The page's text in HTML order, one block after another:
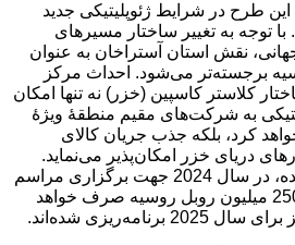
این طرح در شرایط ژئوپلیتیکی جدید
توجه به تغییر ساختار مسیرهای
نقش استان آستراخان به عنوان
برجسته‌تر می‌شود. احداث مرکز
کلاستر کاسپین (خزر) نه تنها امکان
به شرکت‌های مقیم منطقۀ ویژۀ
کرد، بلکه جذب جریان کالای
دریای خزر امکان‌پذیر می‌نماید.
طبق پیش‌بینی‌های انجام‌شده، در سال 2024 جهت برگزاری مراسم
مقدماتی مبلغی نزدیک به 250 میلیون روبل روسیه صرف خواهد
شده‌اند.